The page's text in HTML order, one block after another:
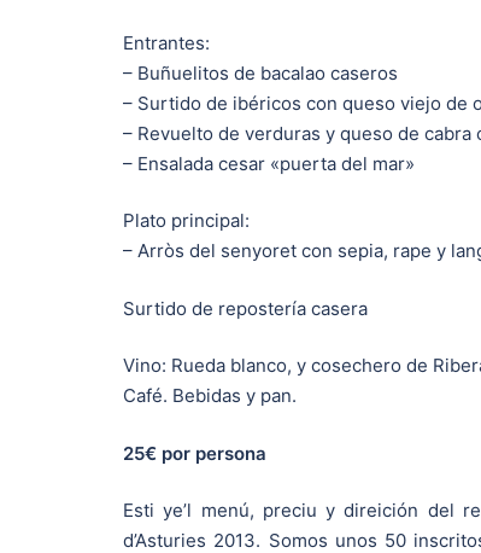
Entrantes:
– Buñuelitos de bacalao caseros
– Surtido de ibéricos con queso viejo de
– Revuelto de verduras y queso de cabra
– Ensalada cesar «puerta del mar»
Plato principal:
– Arròs del senyoret con sepia, rape y
Surtido de repostería casera
Vino: Rueda blanco, y cosechero de
Café. Bebidas y pan.
25€ por persona
Esti ye’l menú, preciu y direición del
d’Asturies 2013. Somos unos 50